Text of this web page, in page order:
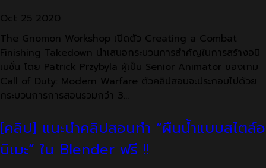
Oct 25 2020
The Gnomon Workshop เปิดตัว Creating a Combat
Finishing Takedown นำเสนอกระบวนการสำคัญในการสร้างอนิ
เมชั่น โดย Patrick Przybyla ผู้เป็น Senior Animator ของเกม
Call of Duty: Modern Warfare ตัวคลิปสอนจะประกอบไปด้วย
กระบวนการการสอนรวมกว่า 3…
[คลิป] แนะนำคลิปสอนทำ “ผืนน้ำแบบสไตล์อ
นิเมะ” ใน Blender ฟรี !!